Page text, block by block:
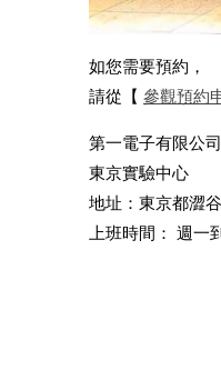
如您需要預約，
請從【 參觀預約
第一電子有限公司
東京實驗中心
地址：東京都澀
上班時間： 週一